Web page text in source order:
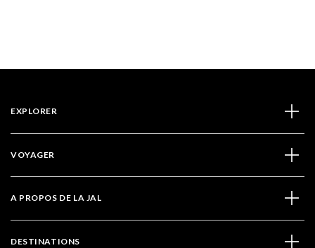
EXPLORER
VOYAGER
A PROPOS DE LA JAL
DESTINATIONS